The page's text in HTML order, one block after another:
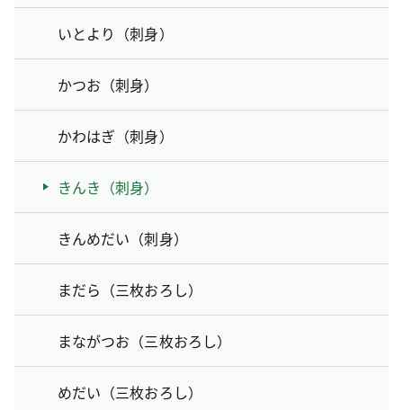
いとより（刺身）
かつお（刺身）
かわはぎ（刺身）
きんき（刺身）
きんめだい（刺身）
まだら（三枚おろし）
まながつお（三枚おろし）
めだい（三枚おろし）